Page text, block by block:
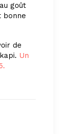
goût
bonne
de
Un